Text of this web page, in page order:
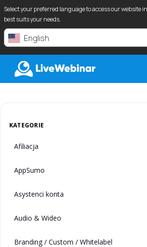
Select your preferred language to access our website
best suits your needs.
English
LIVEWEBINAR.COM
KATEGORIE
Afiliacja
AppSumo
Asystenci konta
Audio & Wideo
Branding / Custom / Whitelabel